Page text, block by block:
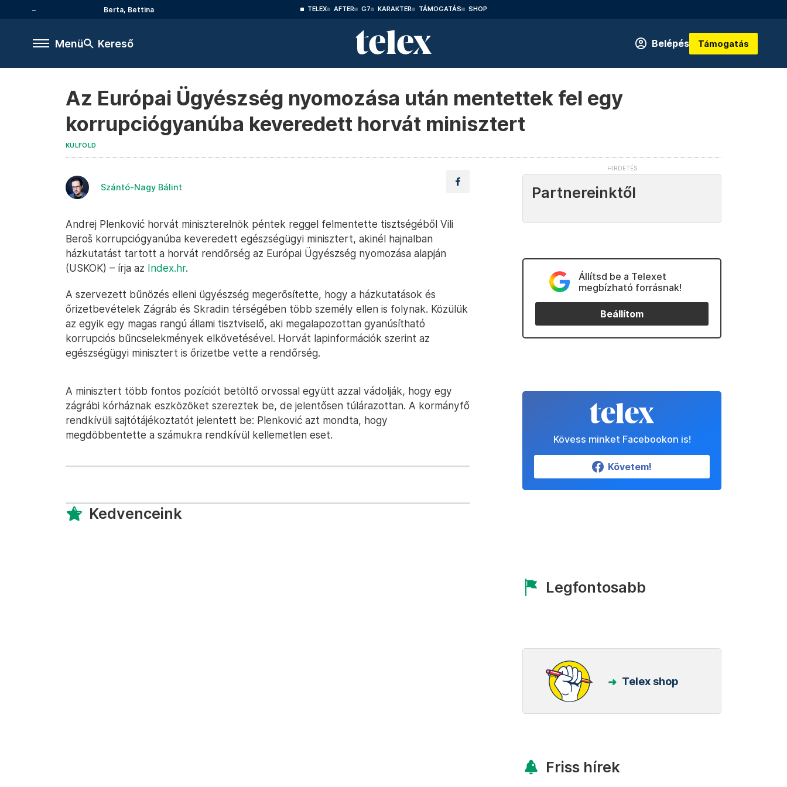
Berta, Bettina TELEX AFTER G7 KARAKTER TÁMOGATÁS SHOP
Menü Kereső Belépés Támogatás
Az Európai Ügyészség nyomozása után mentettek fel egy
korrupciógyanúba keveredett horvát minisztert
KÜLFÖLD
Szántó-Nagy Bálint
Andrej Plenković horvát miniszterelnök péntek reggel felmentette tisztségéből Vili
Beroš korrupciógyanúba keveredett egészségügyi minisztert, akinél hajnalban
házkutatást tartott a horvát rendőrség az Európai Ügyészség nyomozása alapján
(USKOK) – írja az Index.hr.
A szervezett bűnözés elleni ügyészség megerősítette, hogy a házkutatások és
őrizetbevételek Zágráb és Skradin térségében több személy ellen is folynak. Közülük
az egyik egy magas rangú állami tisztviselő, aki megalapozottan gyanúsítható
korrupciós bűncselekmények elkövetésével. Horvát lapinformációk szerint az
egészségügyi minisztert is őrizetbe vette a rendőrség.
A minisztert több fontos pozíciót betöltő orvossal együtt azzal vádolják, hogy egy
zágrábi kórháznak eszközöket szereztek be, de jelentősen túlárazottan. A kormányfő
rendkívüli sajtótájékoztatót jelentett be: Plenković azt mondta, hogy
megdöbbentette a számukra rendkívül kellemetlen eset.
Kedvenceink
Partnereinktől
Állítsd be a Telexet
megbízható forrásnak!
Beállítom
Kövess minket Facebookon is!
Követem!
Legfontosabb
Telex shop
Friss hírek